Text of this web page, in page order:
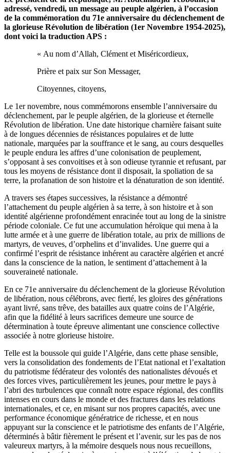
adressé, vendredi, un message au peuple algérien, à l’occasion
de la commémoration du 71e anniversaire du déclenchement de
la glorieuse Révolution de libération (1er Novembre 1954-2025),
dont voici la traduction APS :
« Au nom d’Allah, Clément et Miséricordieux,
Prière et paix sur Son Messager,
Citoyennes, citoyens,
Le 1er novembre, nous commémorons ensemble l’anniversaire du
déclenchement, par le peuple algérien, de la glorieuse et éternelle
Révolution de libération. Une date historique charnière faisant suite
à de longues décennies de résistances populaires et de lutte
nationale, marquées par la souffrance et le sang, au cours desquelles
le peuple endura les affres d’une colonisation de peuplement,
s’opposant à ses convoitises et à son odieuse tyrannie et refusant, par
tous les moyens de résistance dont il disposait, la spoliation de sa
terre, la profanation de son histoire et la dénaturation de son identité.
A travers ses étapes successives, la résistance a démontré
l’attachement du peuple algérien à sa terre, à son histoire et à son
identité algérienne profondément enracinée tout au long de la sinistre
période coloniale. Ce fut une accumulation héroïque qui mena à la
lutte armée et à une guerre de libération totale, au prix de millions de
martyrs, de veuves, d’orphelins et d’invalides. Une guerre qui a
confirmé l’esprit de résistance inhérent au caractère algérien et ancré
dans la conscience de la nation, le sentiment d’attachement à la
souveraineté nationale.
En ce 71e anniversaire du déclenchement de la glorieuse Révolution
de libération, nous célébrons, avec fierté, les gloires des générations
ayant livré, sans trêve, des batailles aux quatre coins de l’Algérie,
afin que la fidélité à leurs sacrifices demeure une source de
détermination à toute épreuve alimentant une conscience collective
associée à notre glorieuse histoire.
Telle est la boussole qui guide l’Algérie, dans cette phase sensible,
vers la consolidation des fondements de l’Etat national et l’exaltation
du patriotisme fédérateur des volontés des nationalistes dévoués et
des forces vives, particulièrement les jeunes, pour mettre le pays à
l’abri des turbulences que connaît notre espace régional, des conflits
intenses en cours dans le monde et des fractures dans les relations
internationales, et ce, en misant sur nos propres capacités, avec une
performance économique génératrice de richesse, et en nous
appuyant sur la conscience et le patriotisme des enfants de l’Algérie,
déterminés à bâtir fièrement le présent et l’avenir, sur les pas de nos
valeureux martyrs, à la mémoire desquels nous nous recueillons,